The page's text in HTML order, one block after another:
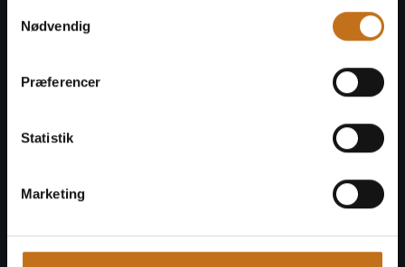
Nødvendig
Præferencer
Statistik
Marketing
Få en introduktion til